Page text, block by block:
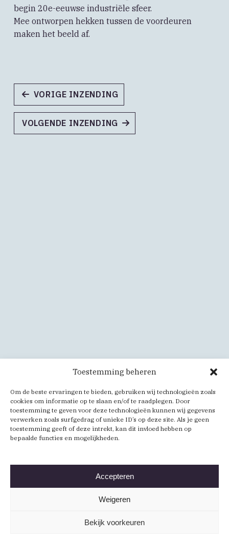
Toestemming beheren
Om de beste ervaringen te bieden, gebruiken wij technologieën zoals
cookies om informatie op te slaan en/of te raadplegen. Door
toestemming te geven voor deze technologieën kunnen wij gegevens
verwerken zoals surfgedrag of unieke ID’s op deze site. Als je geen
toestemming geeft of deze intrekt, kan dit invloed hebben op
bepaalde functies en mogelijkheden.
Accepteren
Weigeren
Bekijk voorkeuren
begin 20e-eeuwse industriële sfeer.
Mee ontworpen hekken tussen de voordeuren
maken het beeld af.
VORIGE INZENDING
VOLGENDE INZENDING